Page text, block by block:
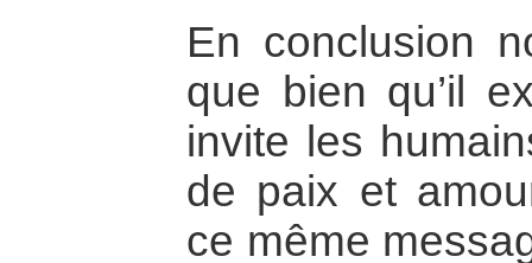
En conclusion
que bien qu’il
invite les
de paix et
ce même